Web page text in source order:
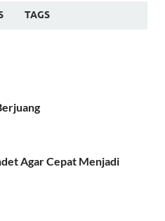
TAGS
Agar Cepat Menjadi